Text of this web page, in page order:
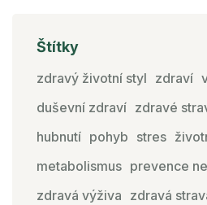
Štítky
zdravý životní styl zdraví
duševní zdraví zdravé
hubnutí pohyb stres
metabolismus prevence
zdravá výživa zdravá